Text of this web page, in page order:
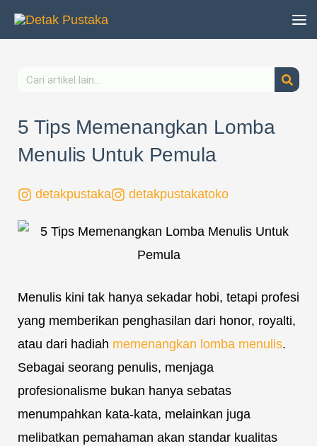
Lewati
Search
5 Tips Memenangkan Lomba
Menulis Untuk Pemula
detakpustaka detakpustakatoko
Menulis kini tak hanya sekadar hobi, tetapi profesi
yang memberikan penghasilan dari honor, royalti,
atau dari hadiah memenangkan lomba menulis.
Sebagai seorang penulis, menjaga
profesionalisme bukan hanya sebatas
menumpahkan kata-kata, melainkan juga
melibatkan pemahaman akan standar kualitas